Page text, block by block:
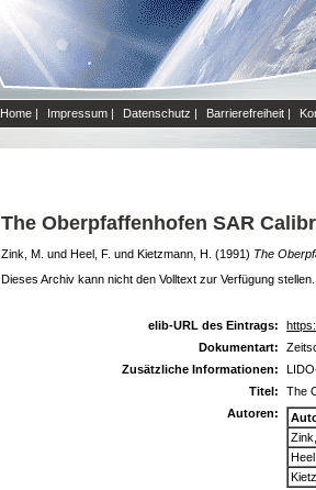
Home | Impressum | Datenschutz | Barrierefreiheit |
The Oberpfaffenhofen SAR
Zink, M. und Heel, F. und Kietzmann, H. (1991) The
Dieses Archiv kann nicht den Volltext zur Verfügung stellen.
elib-URL des Eintrags:
Dokumentart:
Zusätzliche Informationen:
Titel:
The
Autoren: